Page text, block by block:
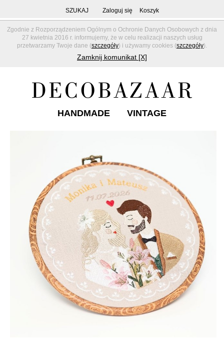
Zgodnie z Rozporządzeniem Ogólnym o Ochronie Danych Osobowych z dnia
27 kwietnia 2016 r. informujemy, że w celu realizacji naszych usług
przetwarzamy Twoje dane (szczegóły) i używamy cookies (szczegóły).
Zamknij komunikat [X]
SZUKAJ Zaloguj się Koszyk
HANDMADE VINTAGE